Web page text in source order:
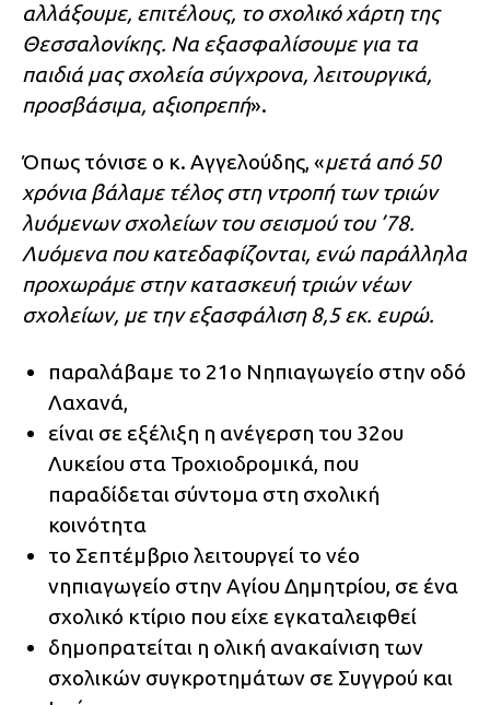
αλλάξουμε, επιτέλους, το σχολικό χάρτη της
Θεσσαλονίκης. Να εξασφαλίσουμε για τα
παιδιά μας σχολεία σύγχρονα, λειτουργικά,
προσβάσιμα, αξιοπρεπή».
Όπως τόνισε ο κ. Αγγελούδης, «μετά από 50
χρόνια βάλαμε τέλος στη ντροπή των τριών
λυόμενων σχολείων του σεισμού του ’78.
Λυόμενα που κατεδαφίζονται, ενώ παράλληλα
προχωράμε στην κατασκευή τριών νέων
σχολείων, με την εξασφάλιση 8,5 εκ. ευρώ.
παραλάβαμε το 21ο Νηπιαγωγείο στην οδό
Λαχανά,
είναι σε εξέλιξη η ανέγερση του 32ου
Λυκείου στα Τροχιοδρομικά, που
παραδίδεται σύντομα στη σχολική
κοινότητα
το Σεπτέμβριο λειτουργεί το νέο
νηπιαγωγείο στην Αγίου Δημητρίου, σε ένα
σχολικό κτίριο που είχε εγκαταλειφθεί
δημοπρατείται η ολική ανακαίνιση των
σχολικών συγκροτημάτων σε Συγγρού και